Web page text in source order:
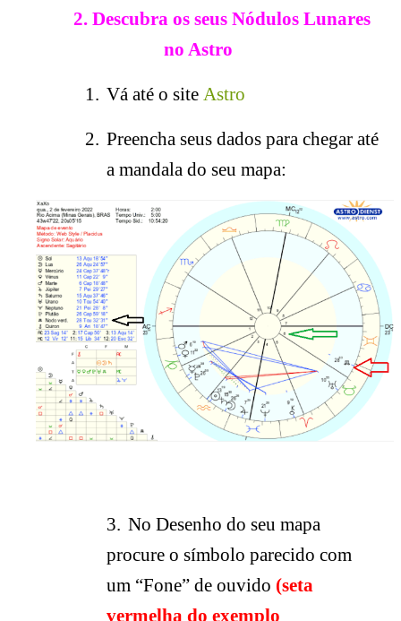
2. Descubra os seus Nódulos Lunares
no Astro
1. Vá até o siteAstro
2. Preencha seus dados para chegar até
a mandala do seu mapa:
3. No Desenho do seu mapa
procure o símbolo parecido com
um “Fone” de ouvido (seta
vermelha do exemplo